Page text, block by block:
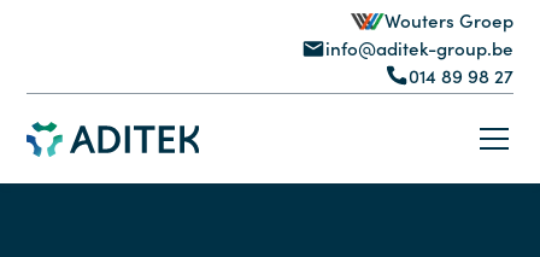
Wouters Groep
info@aditek-group.be
014 89 98 27